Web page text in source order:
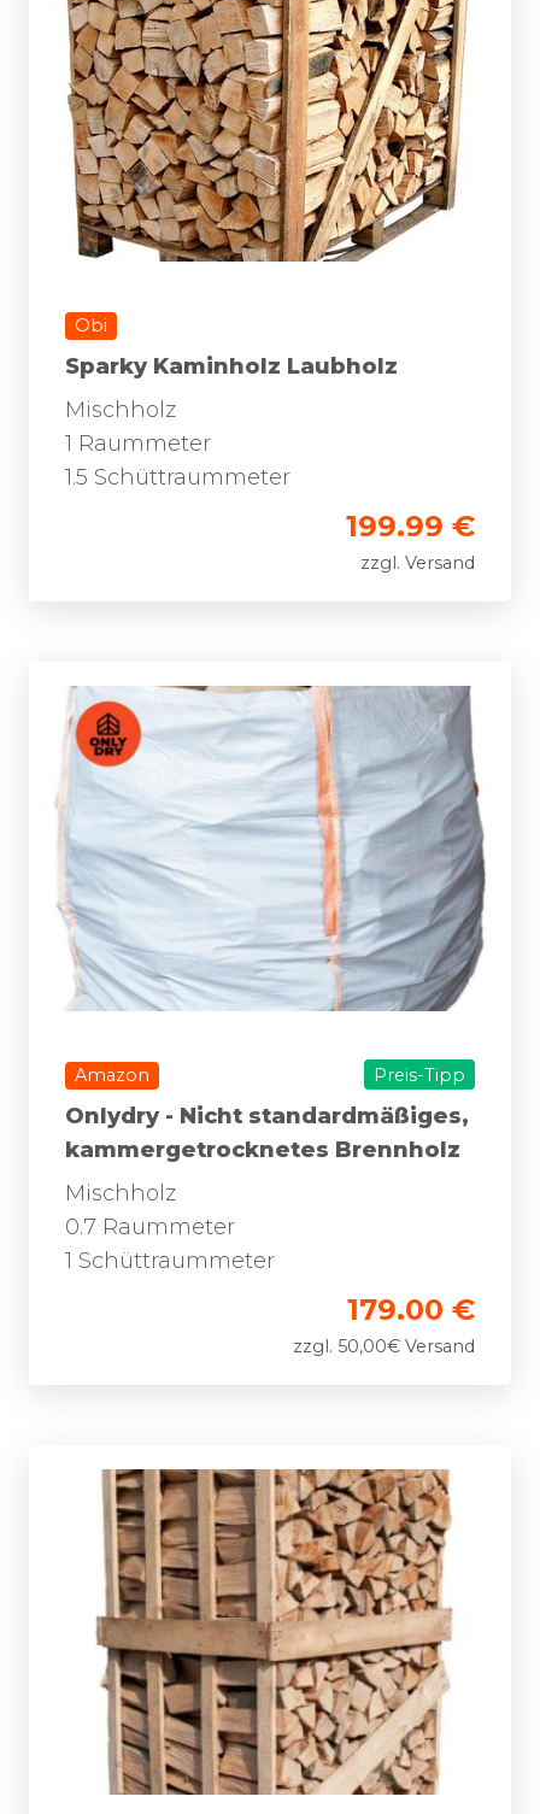
Obi
Sparky Kaminholz Laubholz
Mischholz
1 Raummeter
1.5 Schüttraummeter
199.99 €
zzgl. Versand
Amazon Preis-Tipp
Onlydry - Nicht standardmäßiges,
kammergetrocknetes Brennholz
Mischholz
0.7 Raummeter
1 Schüttraummeter
179.00 €
zzgl. 50,00€ Versand